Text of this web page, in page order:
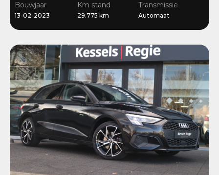
| Navi
Bouwjaar
13-02-2023
Km stand
29.775 km
Transmissie
Automaat